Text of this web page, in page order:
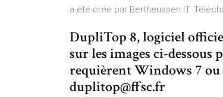
a été crée par Bertheussen IT.
DupliTop 8, logiciel
sur les images ci-
requièrent Windows 7
duplitop@ffsc.fr